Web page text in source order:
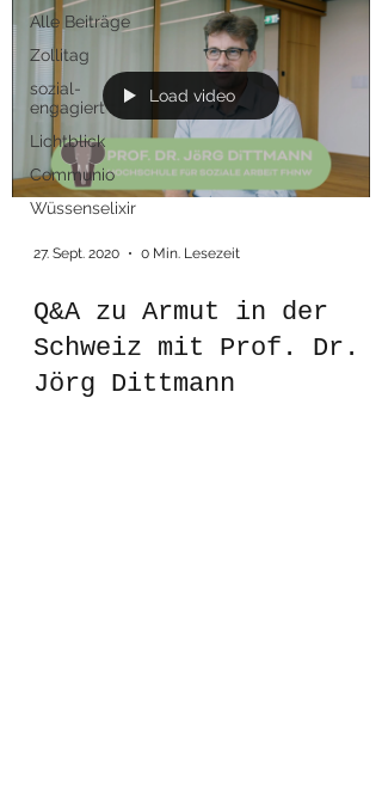
Alle Beiträge
Zollitag
sozial-
engagiert
Lichtblick
Communio
Wüssenselixir
Load video
27. Sept. 2020 0 Min. Lesezeit
Q&A zu Armut in der
Schweiz mit Prof. Dr.
Jörg Dittmann